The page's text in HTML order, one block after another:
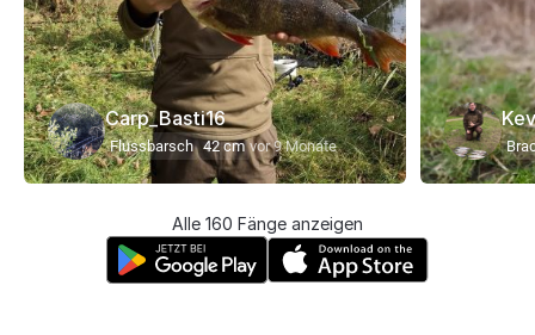
Carp_Basti16
Flussbarsch 42 cm vor 9 Monate
Alle 160 Fänge anzeigen